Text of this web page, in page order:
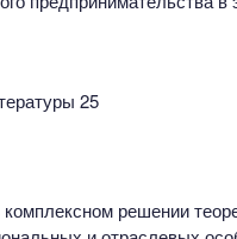
25
решении